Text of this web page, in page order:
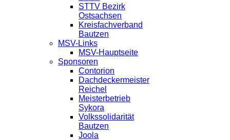
STTV Bezirk
Ostsachsen
Kreisfachverband
Bautzen
MSV-Links
MSV-Hauptseite
Sponsoren
Contorion
Dachdeckermeister
Reichel
Meisterbetrieb
Sykora
Volkssolidarität
Bautzen
Joola